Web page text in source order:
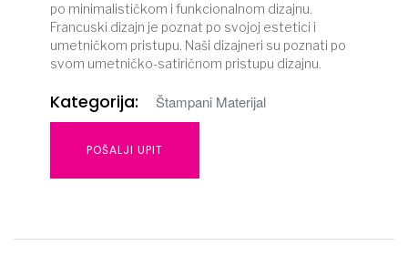
po minimalističkom i funkcionalnom dizajnu.
Francuski dizajn je poznat po svojoj estetici i
umetničkom pristupu. Naši dizajneri su poznati po
svom umetničko-satiričnom pristupu dizajnu.
Kategorija: Štampani Materijal
POŠALJI UPIT